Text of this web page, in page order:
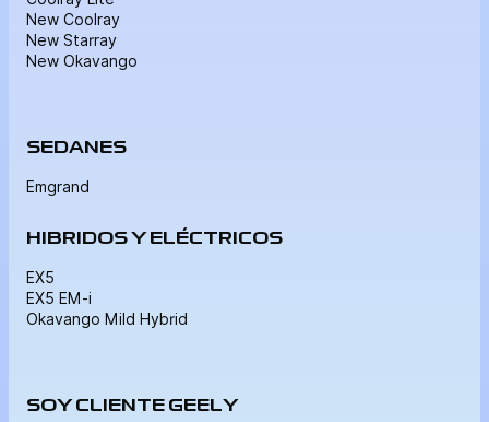
New Coolray
New Starray
New Okavango
SEDANES
Emgrand
HIBRIDOS Y ELÉCTRICOS
EX5
EX5 EM-i
Okavango Mild Hybrid
SOY CLIENTE GEELY